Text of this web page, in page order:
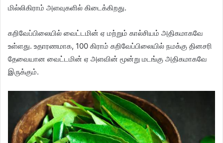
மில்லிகிராம் அளவுகளில் கிடைக்கிறது.
கறிவேப்பிலையில் வைட்டமின் ஏ மற்றும் கால்சியம் அதிகமாகவே
உள்ளது. உதாரணமாக, 100 கிராம் கறிவேப்பிலையில் நமக்கு தினசரி
தேவையான வைட்டமின் ஏ அளவின் மூன்று மடங்கு அதிகமாகவே
இருக்கும்.